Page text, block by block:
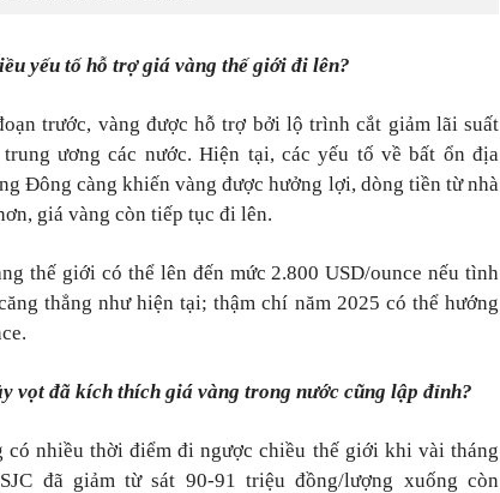
yếu tố hỗ trợ giá vàng thế giới đi lên?
trước, vàng được hỗ trợ bởi lộ trình cắt giảm lãi suất
ương các nước. Hiện tại, các yếu tố về bất ổn địa
Đông càng khiến vàng được hưởng lợi, dòng tiền từ nhà
giá vàng còn tiếp tục đi lên.
thế giới có thể lên đến mức 2.800 USD/ounce nếu tình
thẳng như hiện tại; thậm chí năm 2025 có thể hướng
vọt đã kích thích giá vàng trong nước cũng lập đỉnh?
có nhiều thời điểm đi ngược chiều thế giới khi vài tháng
đã giảm từ sát 90-91 triệu đồng/lượng xuống còn